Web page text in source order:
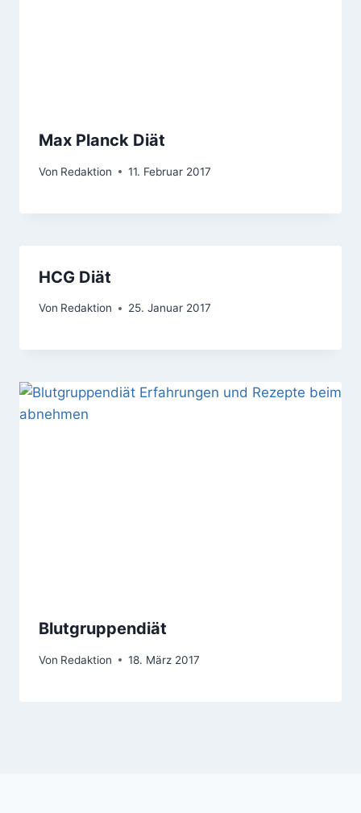
Max Planck Diät
Von Redaktion 11. Februar 2017
HCG Diät
Von Redaktion 25. Januar 2017
Blutgruppendiät
Von Redaktion 18. März 2017